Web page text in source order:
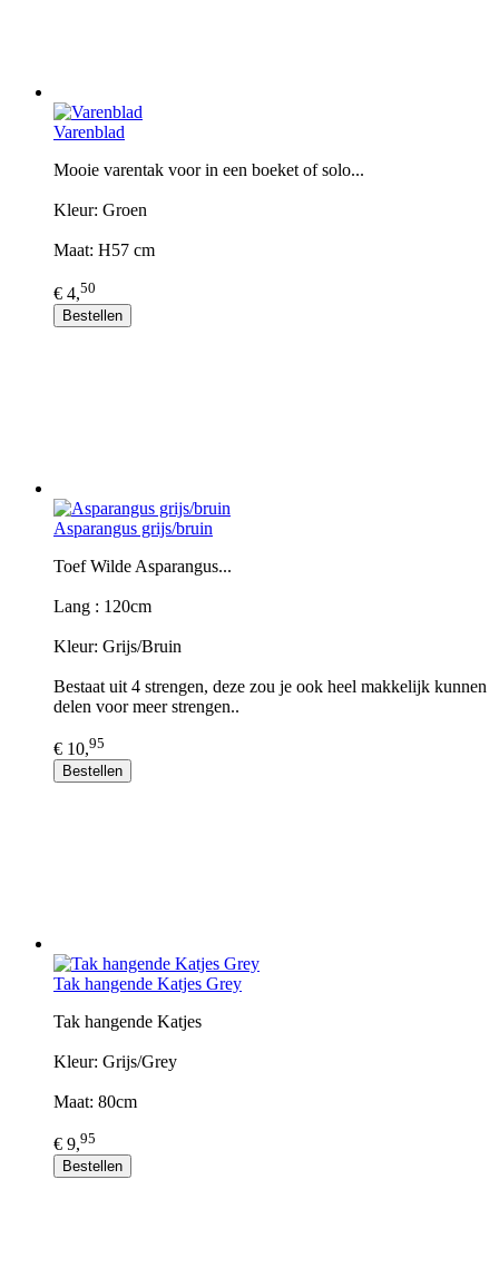
Varenblad
Mooie varentak voor in een boeket of solo...
Kleur: Groen
Maat: H57 cm
€ 4,50
Bestellen
Asparangus grijs/bruin
Toef Wilde Asparangus...
Lang : 120cm
Kleur: Grijs/Bruin
Bestaat uit 4 strengen, deze zou je ook heel makkelijk kunnen
delen voor meer strengen..
€ 10,95
Bestellen
Tak hangende Katjes Grey
Tak hangende Katjes
Kleur: Grijs/Grey
Maat: 80cm
€ 9,95
Bestellen